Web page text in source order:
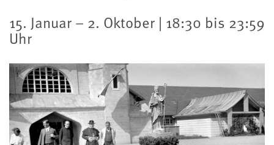
15. Januar – 2. Oktober | 18:30 bis 23:59
Uhr